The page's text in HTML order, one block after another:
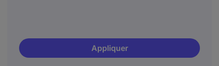
Appliquer